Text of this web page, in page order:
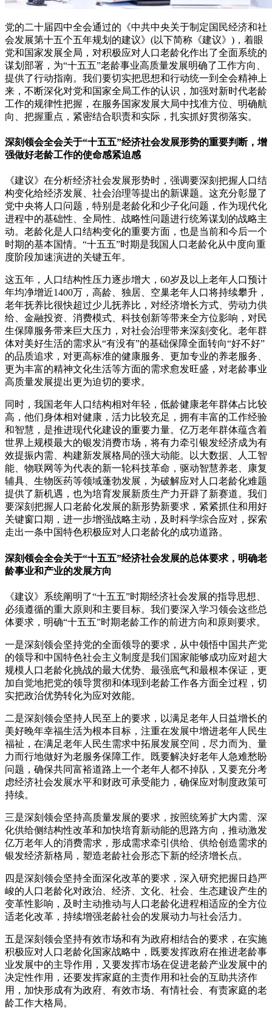
党的二十届四中全会通过的《中共中央关于制定国民经济和社
会发展第十五个五年规划的建议》(以下简称《建议》)，着眼
党和国家发展全局，对积极应对人口老龄化作出了全面系统的
谋划部署，为“十五五”老龄事业高质量发展明确了工作方向、
提供了行动指南。我们要切实把思想和行动统一到全会精神上
来，不断深化对党和国家全局工作的认识，加强对新时代老龄
工作的规律性把握，在服务国家发展大局中找准方位、明确航
向、把握重点，紧密结合职责和实际，扎实抓好贯彻落实。
深刻领会全会关于“十五五”经济社会发展形势的重要判断，增
强做好老龄工作的使命感紧迫感
《建议》在分析经济社会发展形势时，强调要深刻把握人口结
构变化给经济发展、社会治理等提出的新课题。这充分彰显了
党中央将人口问题，特别是老龄化和少子化问题，作为现代化
进程中的基础性、全局性、战略性问题进行统筹谋划的战略主
动。老龄化是人口结构变化的重要方面，也是当前和今后一个
时期的基本国情。“十五五”时期是我国人口老龄化从中度向重
度阶段加速演进的关键五年。
这五年，人口结构性压力逐步增大，60岁及以上老年人口预计
年均净增近1400万，高龄、独居、空巢老年人口将持续攀升，
老年抚养比很快超过少儿抚养比，对经济增长方式、劳动力供
给、金融投资、消费模式、科技创新等带来全方位影响，对民
生保障服务带来巨大压力，对社会治理带来深刻变化。老年群
体对美好生活的需求从“有没有”的基础保障全面转向“好不好”
的品质追求，对更高标准的健康服务、更加专业的养老服务、
更为丰富的精神文化生活等方面的需求愈发旺盛，对老龄事业
高质量发展提出更为迫切的要求。
同时，我国老年人口结构相对年轻，低龄健康老年群体占比较
高，他们身体相对健康，活力比较充足，拥有丰富的工作经验
和智慧，是推进现代化建设的重要力量。亿万老年群体蕴含着
世界上规模最大的银发消费市场，将有力牵引银发经济成为有
效提振内需、构建新发展格局的强大动能。以大数据、人工智
能、物联网等为代表的新一轮科技革命，驱动智慧养老、康复
辅具、生物医药等领域蓬勃发展，为破解应对人口老龄化难题
提供了新机遇，也为培育发展新质生产力开辟了新赛道。我们
要深刻把握人口老龄化发展的新形势新要求，紧紧抓住和用好
关键窗口期，进一步增强战略主动，及时科学综合应对，探索
走出一条中国特色积极应对人口老龄化的成功道路。
深刻领会全会关于“十五五”经济社会发展的总体要求，明确老
龄事业和产业的发展方向
《建议》系统阐明了“十五五”时期经济社会发展的指导思想、
必须遵循的重大原则和主要目标。我们要深入学习领会这些总
体要求，明确“十五五”时期老龄工作的前进方向和原则要求。
一是深刻领会坚持党的全面领导的要求，从中领悟中国共产党
的领导和中国特色社会主义制度是我们国家能够成功应对超大
规模人口老龄化挑战的最大优势、最强底气和最根本保证，更
加自觉地把党的领导贯彻和体现到老龄工作各方面全过程，切
实把政治优势转化为应对效能。
二是深刻领会坚持人民至上的要求，以满足老年人日益增长的
美好晚年幸福生活为根本目标，注重在发展中增进老年人民生
福祉，在满足老年人民生需求中拓展发展空间，尽力而为、量
力而行地做好为老服务保障工作。既要解决好老年人急难愁盼
问题，确保共同富裕道路上一个老年人都不掉队，又要充分考
虑经济社会发展水平和财政可承受能力，确保应对制度政策可
持续。
三是深刻领会坚持高质量发展的要求，按照统筹扩大内需、深
化供给侧结构性改革和加快培育新动能的思路方向，推动激发
亿万老年人的消费需求，形成需求牵引供给、供给创造需求的
银发经济新格局，塑造老龄社会形态下新的经济增长点。
四是深刻领会坚持全面深化改革的要求，深入研究把握日趋严
峻的人口老龄化对政治、经济、文化、社会、生态建设产生的
变革性影响，及时主动推动与人口老龄化进程相适应的全方位
适老化改革，持续增强老龄社会的发展动力与社会活力。
五是深刻领会坚持有效市场和有为政府相结合的要求，在实施
积极应对人口老龄化国家战略中，既要发挥政府在推进老龄事
业发展中的主导作用，又要发挥市场在促进老龄产业发展中的
决定性作用，还要发挥家庭的主责作用和社会的互助共济作
用，加快形成有为政府、有效市场、有情社会、有责家庭的老
龄工作大格局。